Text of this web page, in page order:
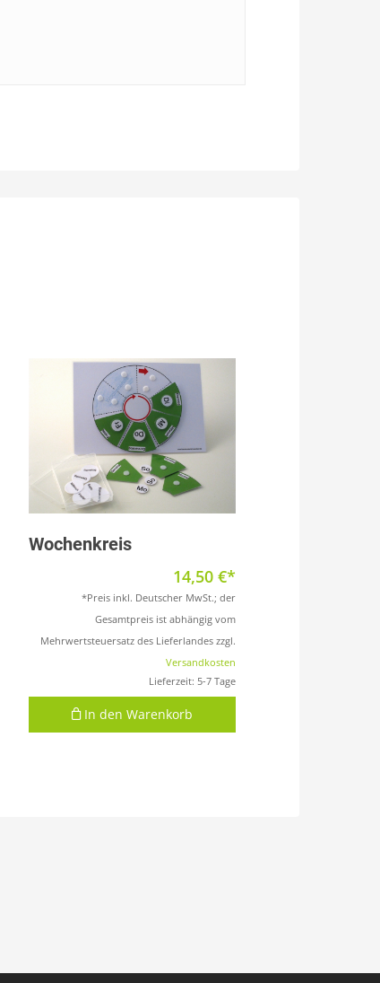
Wochenkreis
In den Warenkorb
14,50 €
*Preis inkl. Deutscher MwSt.; der
Gesamtpreis ist abhängig vom
Mehrwertsteuersatz des Lieferlandes zzgl.
Versandkosten
Lieferzeit: 5-7 Tage